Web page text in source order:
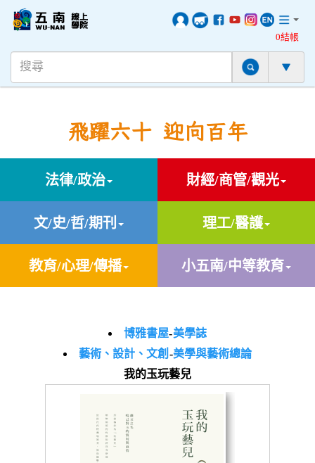
0結帳
飛躍六十 迎向百年
法律/政治 財經/商管/觀光
文/史/哲/期刊 理工/醫護
教育/心理/傳播 小五南/中等教育
博雅書屋-美學誌
藝術、設計、文創 -美學與藝術總論
我的玉玩藝兒